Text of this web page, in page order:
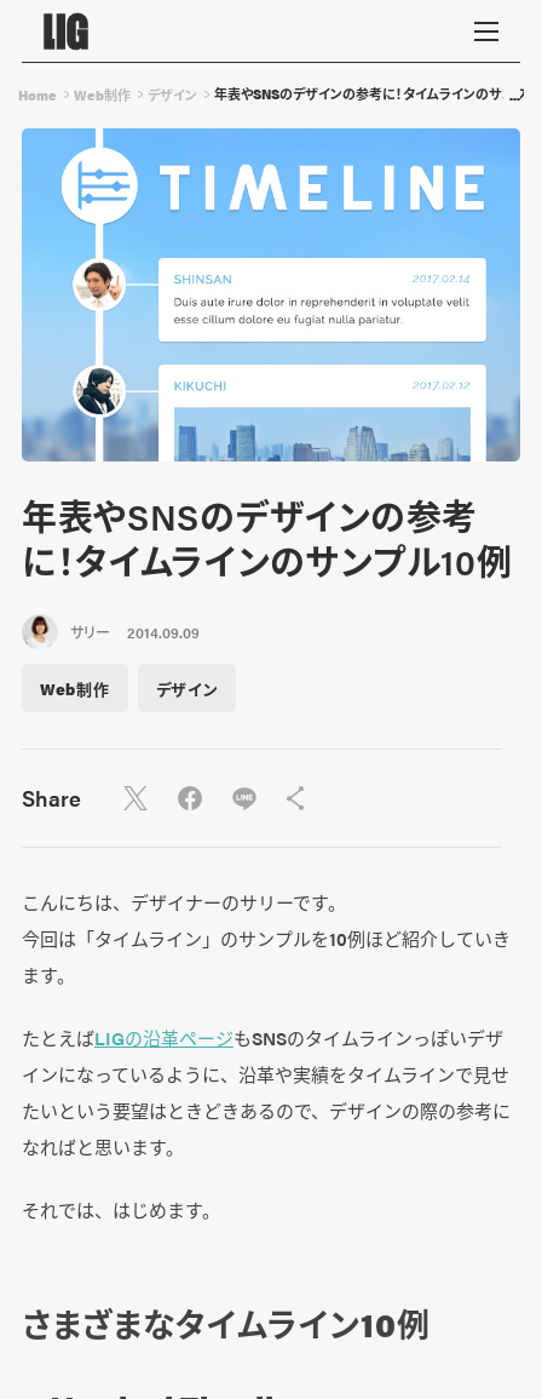
Home Web制作 デザイン 年表やSNSのデザインの参考に！タイムラインのサンプ
年表やSNSのデザインの参考
に！タイムラインのサンプル10例
サリー 2014.09.09
Web制作 デザイン
Share
こんにちは、デザイナーのサリーです。
今回は「タイムライン」のサンプルを10例ほど紹介していき
ます。
たとえばLIGの沿革ページもSNSのタイムラインっぽいデザ
インになっているように、沿革や実績をタイムラインで見せ
たいという要望はときどきあるので、デザインの際の参考に
なればと思います。
それでは、はじめます。
さまざまなタイムライン10例